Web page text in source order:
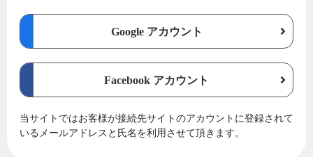
Google アカウント
Facebook アカウント
当サイトではお客様が接続先サイトのアカウントに登録されて
いるメールアドレスと氏名を利用させて頂きます。